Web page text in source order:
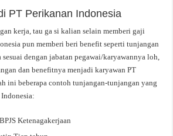
PT Perikanan Indonesia
kerja, tau ga si kalian selain memberi gaji
pun memberi beri benefit seperti tunjangan
dengan jabatan pegawai/karyawannya loh,
dan benefitnya menjadi karyawan PT
ini beberapa contoh tunjangan-tunjangan yang
Ketenagakerjaan